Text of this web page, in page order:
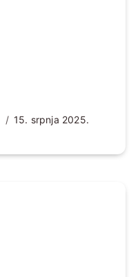
15. srpnja 2025.